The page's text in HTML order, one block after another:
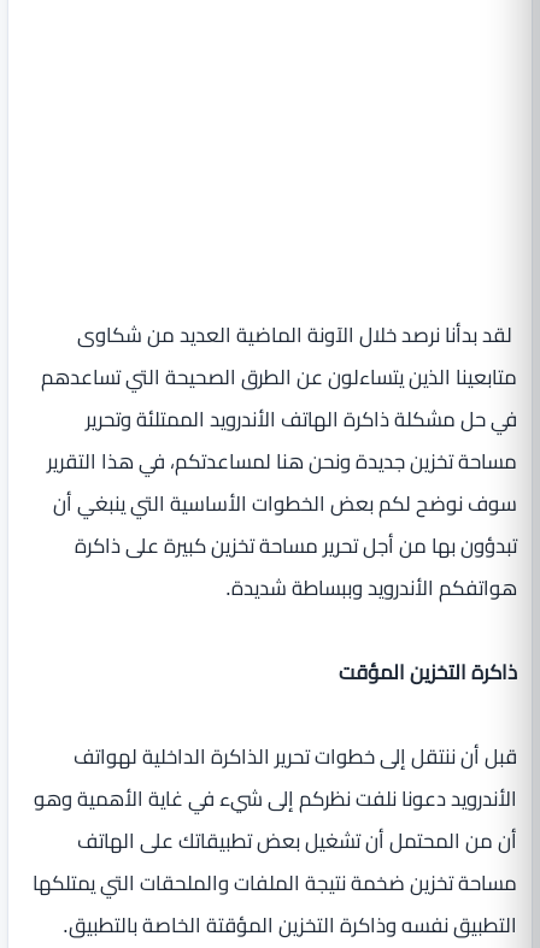
لقد بدأنا نرصد خلال الآونة الماضية العديد من شكاوى
متابعينا الذين يتساءلون عن الطرق الصحيحة التي تساعدهم
في حل مشكلة ذاكرة الهاتف الأندرويد الممتلئة وتحرير
مساحة تخزين جديدة ونحن هنا لمساعدتكم، في هذا التقرير
سوف نوضح لكم بعض الخطوات الأساسية التي ينبغي أن
تبدؤون بها من أجل تحرير مساحة تخزين كبيرة على ذاكرة
هواتفكم الأندرويد وببساطة شديدة.
ذاكرة التخزين المؤقت
قبل أن ننتقل إلى خطوات تحرير الذاكرة الداخلية لهواتف
الأندرويد دعونا نلفت نظركم إلى شيء في غاية الأهمية وهو
أن من المحتمل أن تشغيل بعض تطبيقاتك على الهاتف
مساحة تخزين ضخمة نتيجة الملفات والملحقات التي يمتلكها
التطبيق نفسه وذاكرة التخزين المؤقتة الخاصة بالتطبيق.